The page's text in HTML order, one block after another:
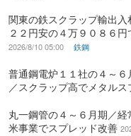
関東の鉄スクラップ輸出
２２円安の４万９０８６
2026/8/10 05:00 鉄鋼
普通鋼電炉１１社の４～
／スクラップ高でメタル
丸一鋼管の４～６月期／
米事業でスプレッド改善